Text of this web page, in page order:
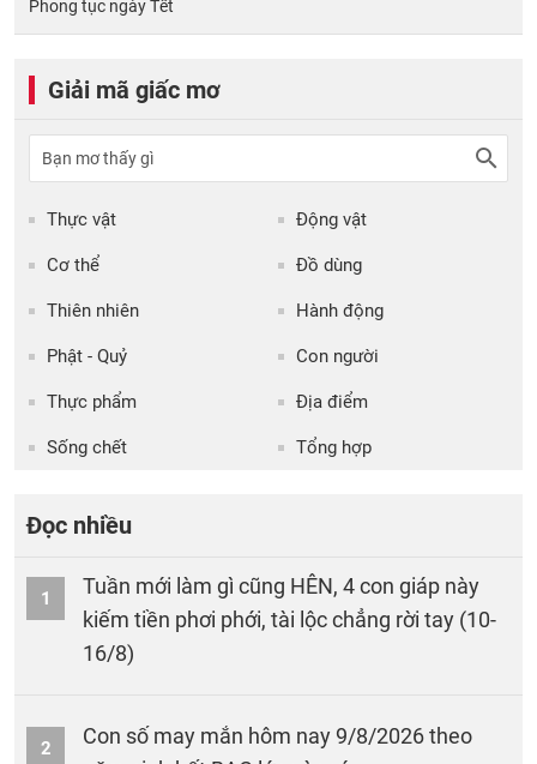
Phong tục ngày Tết
Giải mã giấc mơ
Thực vật Động vật
Cơ thể Đồ dùng
Thiên nhiên Hành động
Phật - Quỷ Con người
Thực phẩm Địa điểm
Sống chết Tổng hợp
Đọc nhiều
1
Tuần mới làm gì cũng HÊN, 4 con giáp này
kiếm tiền phơi phới, tài lộc chẳng rời tay (10-
16/8)
2
Con số may mắn hôm nay 9/8/2026 theo